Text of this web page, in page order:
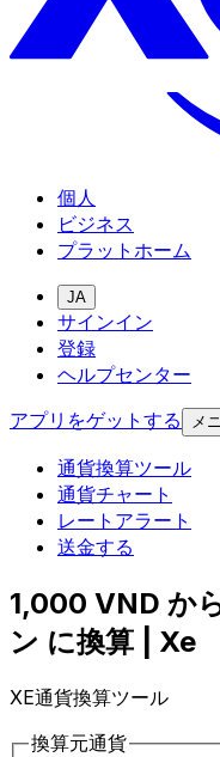
個人
ビジネス
プラットホーム
JA
サインイン
登録
ヘルプセンター
アプリをゲットする
メ
通貨換算ツール
通貨チャート
レートアラート
送金する
1,000 VND か
ン に換算 | Xe
XE通貨換算ツール
換算元通貨